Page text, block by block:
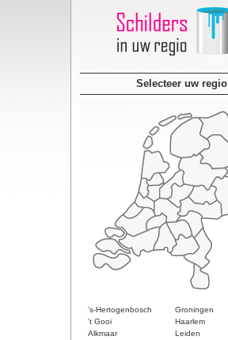
Selecteer uw regio
's-Hertogenbosch
Groningen
't Gooi
Haarlem
Alkmaar
Leiden